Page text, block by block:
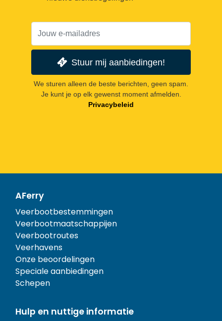
Stuur mij aanbiedingen!
We sturen alleen de beste berichten, geen spam.
Je kunt je op elk gewenst moment afmelden.
Privacybeleid
AFerry
Veerbootbestemmingen
Veerbootmaatschappijen
Veerbootroutes
Veerhavens
Onze beoordelingen
Speciale aanbiedingen
Schepen
Hulp en nuttige informatie